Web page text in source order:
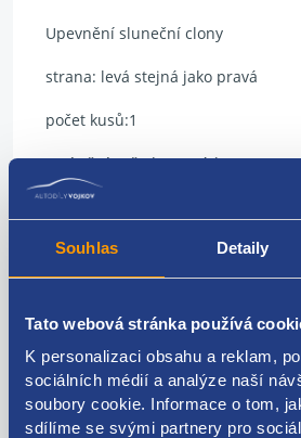
Souhlas Detaily
Tato webová stránka používá
K personalizaci obsahu a reklam,
sociálních médií a analýze naší
soubory cookie. Informace o tom,
sdílíme se svými partnery pro
Upevnění sluneční clony
strana: levá stejná jako pravá
počet kusů:1
umístění: střed (u zrcátka)
Kódy produktu
Použitelné pro vozy